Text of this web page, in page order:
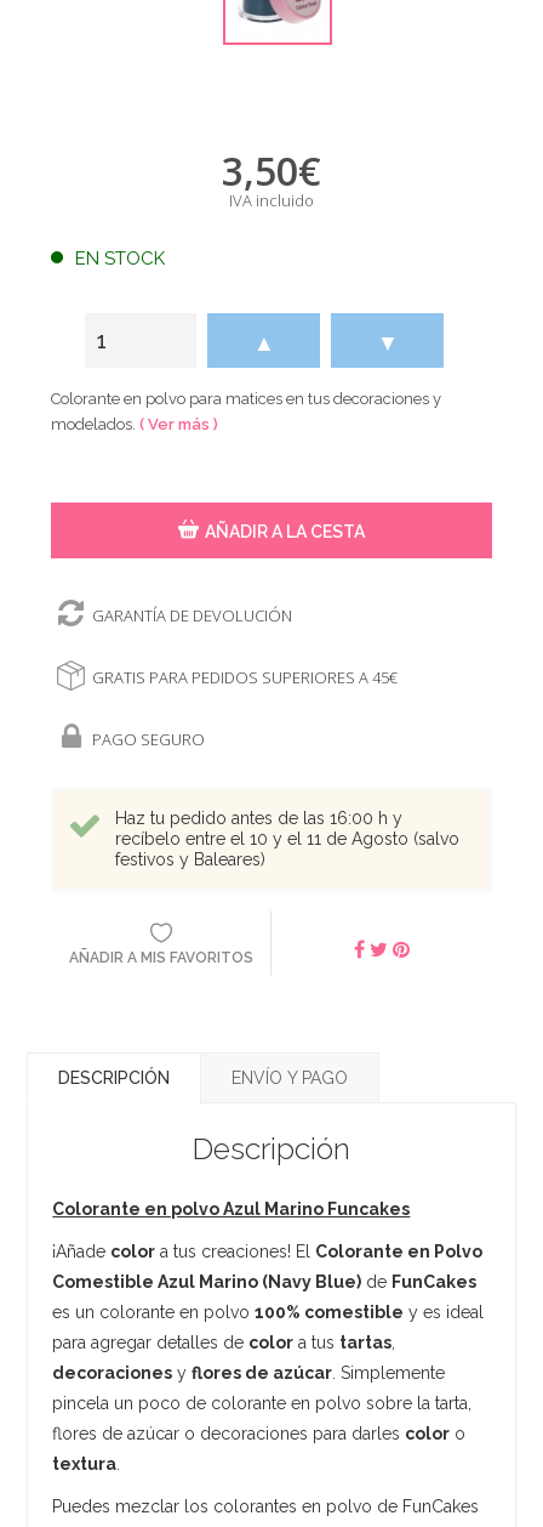
3,50€
IVA incluido
EN STOCK
▲ ▼
Colorante en polvo para matices en tus decoraciones y
modelados.( Ver más )
AÑADIR A LA CESTA
GARANTÍA DE DEVOLUCIÓN
GRATIS PARA PEDIDOS SUPERIORES A 45€
PAGO SEGURO
Haz tu pedido antes de las 16:00 h y
recíbelo entre el 10 y el 11 de Agosto (salvo
festivos y Baleares)
AÑADIR A MIS FAVORITOS
DESCRIPCIÓN ENVÍO Y PAGO
Descripción
Colorante en polvo Azul Marino Funcakes
¡Añade color a tus creaciones! El Colorante en Polvo
Comestible Azul Marino (Navy Blue) de FunCakes
es un colorante en polvo100% comestible y es ideal
para agregar detalles de color a tus tartas
decoraciones yflores de azúcar . Simplemente
pincela un poco de colorante en polvo sobre la tarta,
flores de azúcar o decoraciones para darles color o
textura
Puedes mezclar los colorantes en polvo de FunCakes